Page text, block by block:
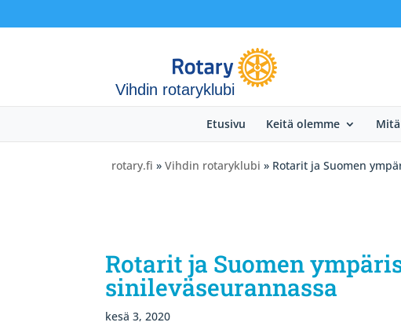
Vihdin rotaryklubi
Etusivu Keitä olemme
rotary.fi » Vihdin rotaryklubi » Rotarit ja Suomen
Rotarit ja Suomen
sinileväseurannassa
kesä 3, 2020